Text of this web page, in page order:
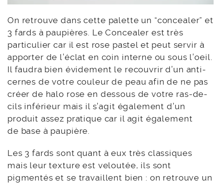
On retrouve dans cette palette un “concealer” et
3 fards à paupières. Le Concealer est très
particulier car il est rose pastel et peut servir à
apporter de l’éclat en coin interne ou sous l’oeil.
Il faudra bien évidement le recouvrir d’un anti-
cernes de votre couleur de peau afin de ne pas
créer de halo rose en dessous de votre ras-de-
cils inférieur mais il s’agit également d’un
produit assez pratique car il agit également
de base à paupière.
Les 3 fards sont quant à eux très classiques
mais leur texture est veloutée, ils sont
pigmentés et se travaillent bien : on retrouve un